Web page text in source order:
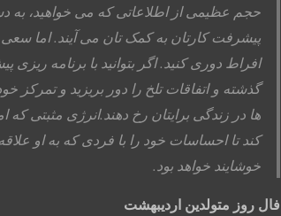
حجم عظیمی از اطلاعاتی که می خواهید، به
پیشرفت کارتان به کمک تان می آیند. اما سعی
افراط دوری کنید. اگر بتوانید با برنامه
گذشته و اتفاقات تلخ را دور بریزید و تمرکز
ها در زندگی برایتان رخ دهند.انرژی مثبتی
کند تا احساسات خود را با فردی که به او علاقه
خوشایند خواهد بود.
فال روز متولدین اردیبهشت